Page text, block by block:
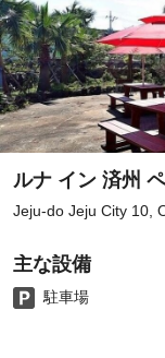
ルナ イン 済州
Jeju-do Jeju City 10,
主な設備
駐車場